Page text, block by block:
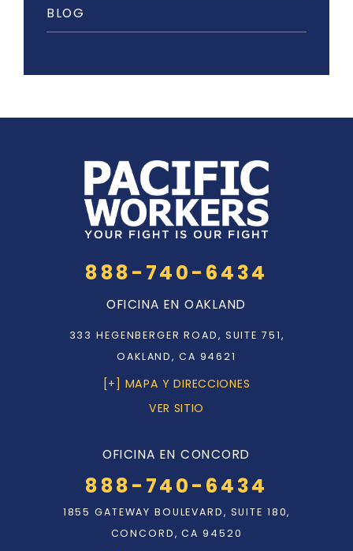
BLOG
888-740-6434
OFICINA EN OAKLAND
333 HEGENBERGER ROAD, SUITE 751,
OAKLAND, CA 94621
[+] MAPA Y DIRECCIONES
VER SITIO
OFICINA EN CONCORD
888-740-6434
1855 GATEWAY BOULEVARD, SUITE 180,
CONCORD, CA 94520